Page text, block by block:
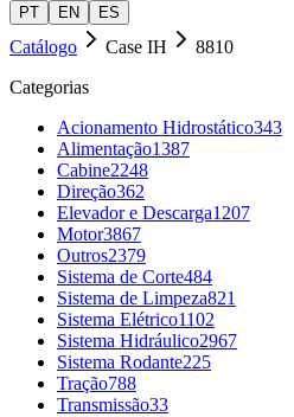
PT EN ES
Catálogo Case IH
8810
Categorias
Acionamento Hidrostático343
Alimentação1387
Cabine2248
Direção362
Elevador e Descarga1207
Motor3867
Outros2379
Sistema de Corte484
Sistema de Limpeza821
Sistema Elétrico1102
Sistema Hidráulico2967
Sistema Rodante225
Tração788
Transmissão33